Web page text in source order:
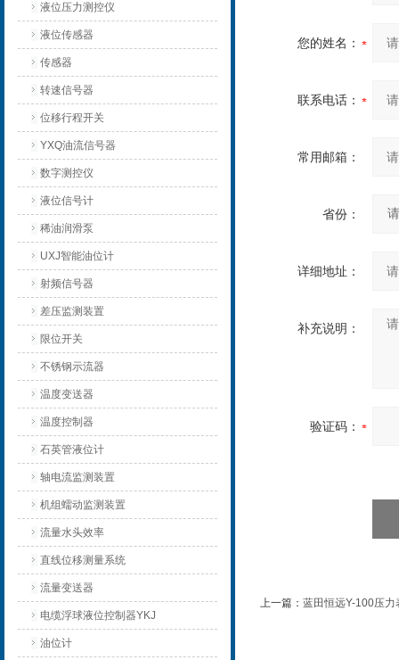
液位压力测控仪
液位传感器
传感器
转速信号器
位移行程开关
YXQ油流信号器
数字测控仪
液位信号计
稀油润滑泵
UXJ智能油位计
射频信号器
差压监测装置
限位开关
不锈钢示流器
温度变送器
温度控制器
石英管液位计
轴电流监测装置
机组蠕动监测装置
流量水头效率
直线位移测量系统
流量变送器
电缆浮球液位控制器YKJ
油位计
您的姓名：
联系电话：
常用邮箱：
省份：
详细地址：
补充说明：
验证码：
上一篇： 蓝田恒远Y-100压力